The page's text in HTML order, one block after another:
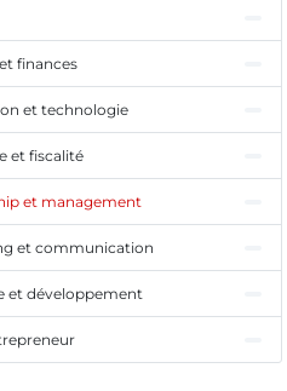
finances
et technologie
et fiscalité
et management
et communication
et développement